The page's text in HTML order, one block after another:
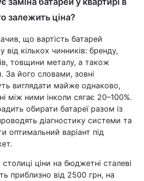
залежить ціна?
що вартість батарей
від кількох чинників: бренду,
товщини металу, а також
За його словами, зовні
виглядати майже однаково,
між ними інколи сягає 20–100%.
обирати батареї разом із
діагностику системи та
оптимальний варіант під
ціни на бюджетні сталеві
приблизно від 2500 грн, на